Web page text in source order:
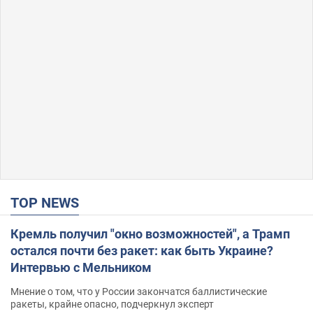
TOP NEWS
Кремль получил "окно возможностей", а Трамп
остался почти без ракет: как быть Украине?
Интервью с Мельником
Мнение о том, что у России закончатся баллистические
ракеты, крайне опасно, подчеркнул эксперт